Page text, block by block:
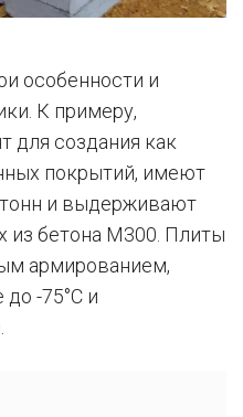
особенности и
К примеру,
для создания как
покрытий, имеют
и выдерживают
из бетона М300. Плиты
армированием,
-75°C и